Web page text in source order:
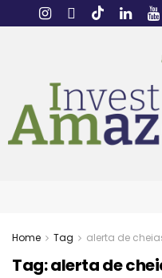
Home Tag alerta de
Tag:alerta de